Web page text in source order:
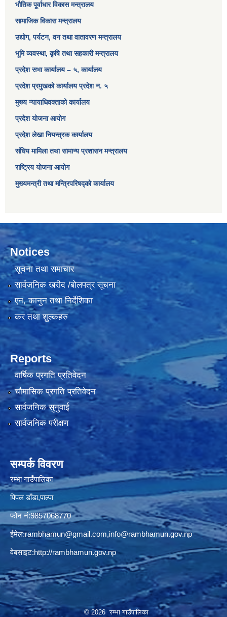
भौतिक पूर्वाधार विकास मन्त्रालय
सामाजिक विकास मन्त्रालय
उद्योग, पर्यटन, वन तथा वातावरण मन्त्रालय
भूमि व्यवस्था, कृषि तथा सहकारी मन्त्रालय
प्रदेश सभा कार्यालय – ५, कार्यालय
प्रदेश प्रमुखको कार्यालय प्रदेश न. ५
मुख्य न्यायाधिवक्ताको कार्यालय
प्रदेश योजना आयोग
प्रदेश लेखा नियन्त्रक कार्यालय
संघिय मामिला तथा सामान्य प्रशासन मन्त्रालय
राष्ट्रिय योजना आयोग
मुख्यमन्त्री तथा मन्त्रिपरिषद्को कार्यालय
Notices
सूचना तथा समाचार
सार्वजनिक खरीद /बोलपत्र सूचना
एन, कानुन तथा निर्देशिका
कर तथा शुल्कहरु
Reports
वार्षिक प्रगति प्रतिवेदन
चौमासिक प्रगति प्रतिवेदन
सार्वजनिक सुनुवाई
सार्वजनिक परीक्षण
सम्पर्क विवरण
रम्भा गाउँपालिका
पिपल डाँडा,पाल्पा
फोन नं:9857068770
ईमेल:rambhamun@gmail.com,info@rambhamun.gov.np
वेबसाइट:http://rambhamun.gov.np
© 2026 रम्भा गाउँपालिका